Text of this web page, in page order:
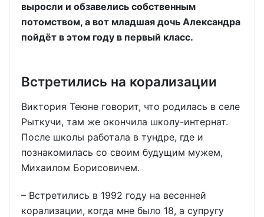
выросли и обзавелись собственным
потомством, а вот младшая дочь Александра
пойдёт в этом году в первый класс.
Встретились на корализации
Виктория Теюне говорит, что родилась в селе
Рыткучи, там же окончила школу-интернат.
После школы работала в тундре, где и
познакомилась со своим будущим мужем,
Михаилом Борисовичем.
– Встретились в 1992 году на весенней
корализации, когда мне было 18, а супругу